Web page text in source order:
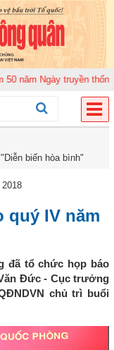
Ngày truyền thống (12-
biến hòa bình"
quý IV năm
đã tổ chức họp báo
Đức - Cục trưởng
chủ trì buổi